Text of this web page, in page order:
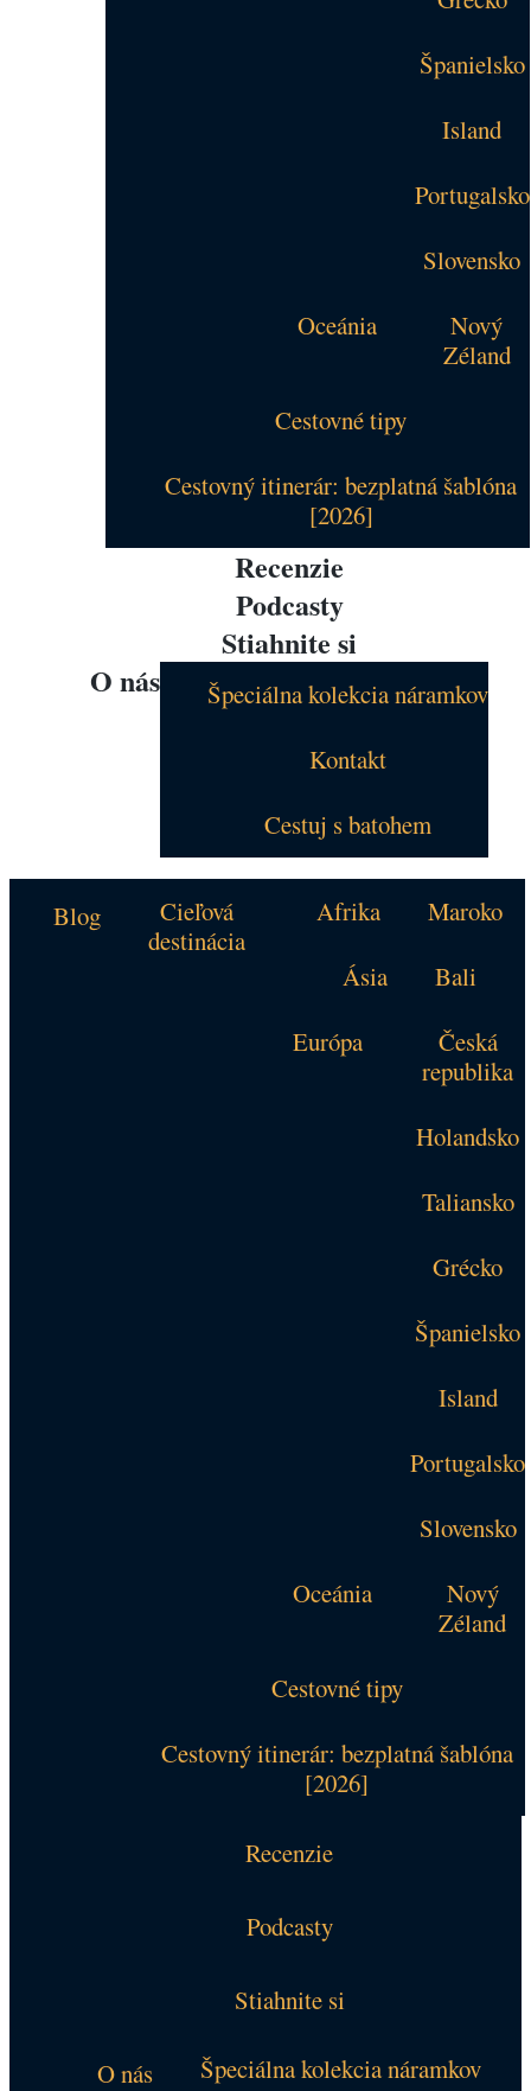
Španielsko
Island
Portugalsko
Slovensko
Oceánia
Nový
Zéland
Cestovné tipy
Cestovný itinerár: bezplatná šablóna
[2026]
Recenzie
Podcasty
Stiahnite si
O nás
Špeciálna kolekcia náramkov
Kontakt
Cestuj s batohem
Blog
Cieľová
destinácia
Afrika
Maroko
Ásia
Bali
Európa
Česká
republika
Holandsko
Taliansko
Grécko
Španielsko
Island
Portugalsko
Slovensko
Oceánia
Nový
Zéland
Cestovné tipy
Cestovný itinerár: bezplatná šablóna
[2026]
Recenzie
Podcasty
Stiahnite si
O nás
Špeciálna kolekcia náramkov